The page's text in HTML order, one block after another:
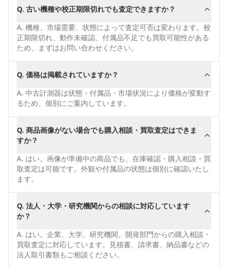
Q. 古い機種や校正期限切れでも査定できますか？
A. 機種、市場需要、状態によって査定可否は変わります。校
正期限切れ、動作未確認、付属品不足でも買取可能性がある
ため、まずはお問い合わせください。
Q. 価格は掲載されていますか？
A. 中古計測器は状態・付属品・市場状況により価格が変動す
るため、個別にご案内しています。
Q. 商品画像がない場合でも購入相談・買取査定はできま
すか？
A. はい。画像が準備中の商品でも、在庫確認・購入相談・買
取査定は可能です。外観や付属品の状態は個別に確認いたし
ます。
Q. 法人・大学・研究機関からの相談に対応しています
か？
A. はい。企業、大学、研究機関、開発部門からの購入相談・
買取査定に対応しています。見積書、請求書、納品書などの
法人取引書類もご相談ください。